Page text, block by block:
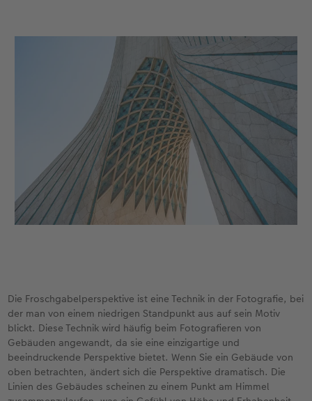
Die Froschgabelperspektive ist eine Technik in der Fotografie, bei
der man von einem niedrigen Standpunkt aus auf sein Motiv
blickt. Diese Technik wird häufig beim Fotografieren von
Gebäuden angewandt, da sie eine einzigartige und
beeindruckende Perspektive bietet. Wenn Sie ein Gebäude von
oben betrachten, ändert sich die Perspektive dramatisch. Die
Linien des Gebäudes scheinen zu einem Punkt am Himmel